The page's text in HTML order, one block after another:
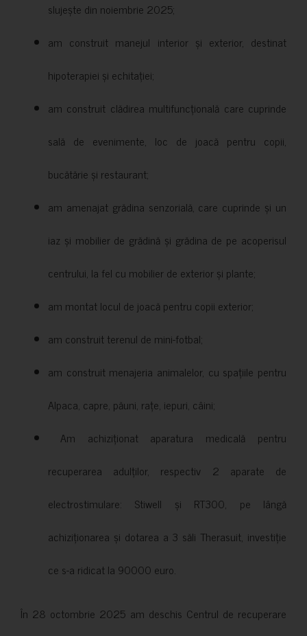
slujește din noiembrie 2025;
am construit manejul interior și exterior, destinat
hipoterapiei și echitației;
am construit clădirea multifuncțională care cuprinde
sală de evenimente, loc de joacă pentru copii,
bucătărie și restaurant;
am amenajat grădina senzorială, care cuprinde și un
iaz și mobilier de grădină și grădina de pe acoperisul
centrului, la fel cu mobilier de exterior și plante;
am montat locul de joacă pentru copii exterior;
am construit terenul de mini-fotbal;
am construit menajeria animalelor, cu spațiile pentru
Alpaca, capre, păuni, rațe, iepuri, câini;
Am achiziționat aparatura medicală pentru
recuperarea adulților, respectiv 2 aparate de
electrostimulare: Stiwell și RT300, pe lângă
achiziționarea și dotarea a 3 săli Therasuit, investiție
ce s-a ridicat la 90000 euro.
În 28 octombrie 2025 am deschis Centrul de recuperare